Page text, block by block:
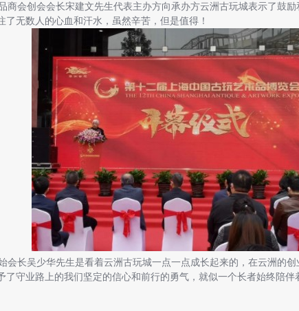
会创会会长宋建文先生代表主办方向承办方云洲古玩城表示了鼓
了无数人的心血和汗水，虽然辛苦，但是值得！
长吴少华先生是看着云洲古玩城一点一点成长起来的，在云洲的
了守业路上的我们坚定的信心和前行的勇气，就似一个长者始终陪